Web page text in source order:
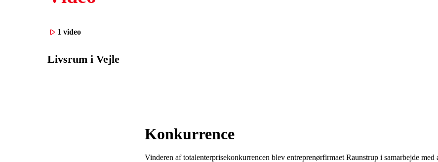
1 video
Livsrum i Vejle
Konkurrence
Vinderen af totalenterprisekonkurrencen blev entreprenørfirmaet Raunstrup i samarbejde